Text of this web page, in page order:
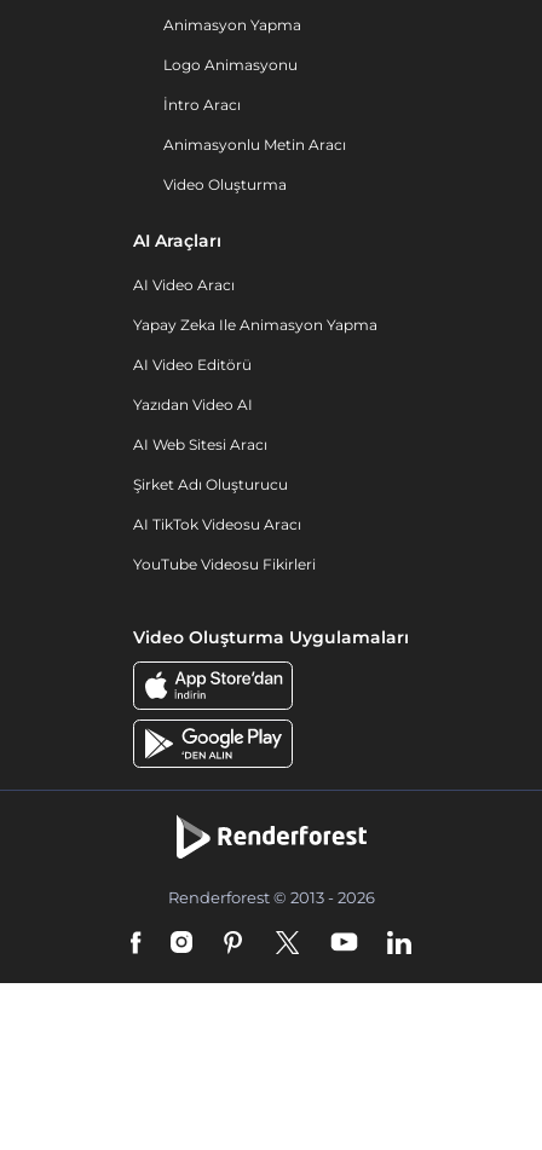
Animasyon Yapma
Logo Animasyonu
İntro Aracı
Animasyonlu Metin Aracı
Video Oluşturma
AI Araçları
AI Video Aracı
Yapay Zeka Ile Animasyon Yapma
AI Video Editörü
Yazıdan Video AI
AI Web Sitesi Aracı
Şirket Adı Oluşturucu
AI TikTok Videosu Aracı
YouTube Videosu Fikirleri
Video Oluşturma Uygulamaları
Renderforest © 2013 - 2026